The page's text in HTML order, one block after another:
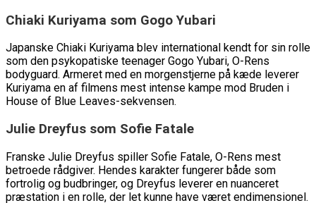
Chiaki Kuriyama som Gogo Yubari
Japanske Chiaki Kuriyama blev international kendt for sin rolle
som den psykopatiske teenager Gogo Yubari, O-Rens
bodyguard. Armeret med en morgenstjerne på kæde leverer
Kuriyama en af filmens mest intense kampe mod Bruden i
House of Blue Leaves-sekvensen.
Julie Dreyfus som Sofie Fatale
Franske Julie Dreyfus spiller Sofie Fatale, O-Rens mest
betroede rådgiver. Hendes karakter fungerer både som
fortrolig og budbringer, og Dreyfus leverer en nuanceret
præstation i en rolle, der let kunne have været endimensionel.